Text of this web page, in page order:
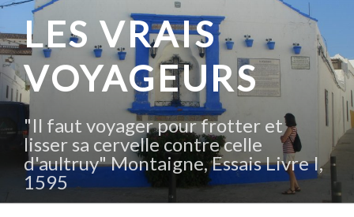
Aller
contenu
principal
LES VRAIS
VOYAGEURS
"Il faut voyager pour frotter et
lisser sa cervelle contre celle
d'aultruy" Montaigne, Essais Livre I,
1595